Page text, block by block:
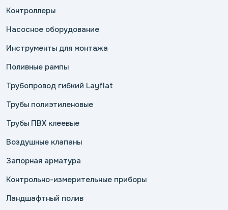
Контроллеры
Насосное оборудование
Инструменты для монтажа
Поливные рампы
Трубопровод гибкий Layflat
Трубы полиэтиленовые
Трубы ПВХ клеевые
Воздушные клапаны
Запорная арматура
Контрольно-измерительные приборы
Ландшафтный полив